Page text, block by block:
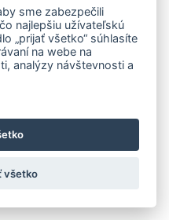
sme zabezpečili
najlepšiu užívateľskú
„prijať všetko“ súhlasíte
na webe na
analýzy návštevnosti a
všetko